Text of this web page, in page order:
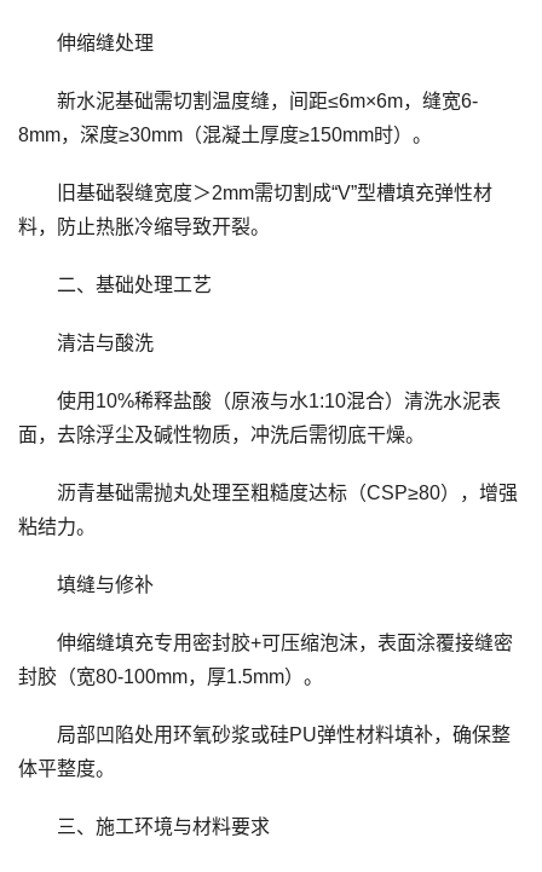
伸缩缝处理
新水泥基础需切割温度缝，间距≤6m×6m，缝宽6-
8mm，深度≥30mm（混凝土厚度≥150mm时）。
旧基础裂缝宽度＞2mm需切割成“V”型槽填充弹性材
料，防止热胀冷缩导致开裂。
二、基础处理工艺
清洁与酸洗
使用10%稀释盐酸（原液与水1:10混合）清洗水泥表
面，去除浮尘及碱性物质，冲洗后需彻底干燥。
沥青基础需抛丸处理至粗糙度达标（CSP≥80），增强
粘结力。
填缝与修补
伸缩缝填充专用密封胶+可压缩泡沫，表面涂覆接缝密
封胶（宽80-100mm，厚1.5mm）。
局部凹陷处用环氧砂浆或硅PU弹性材料填补，确保整
体平整度。
三、施工环境与材料要求